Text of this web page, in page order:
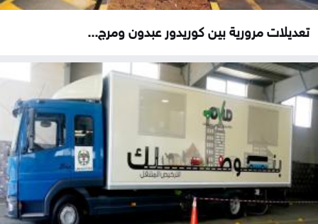
تعديلات مرورية بين كوريدور عبدون ومرج...